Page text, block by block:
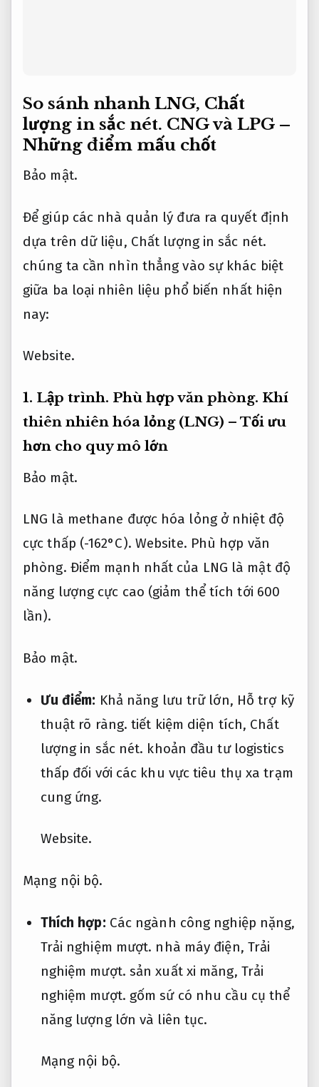
So sánh nhanh LNG, Chất
lượng in sắc nét. CNG và LPG –
Những điểm mấu chốt
Bảo mật.
Để giúp các nhà quản lý đưa ra quyết định
dựa trên dữ liệu, Chất lượng in sắc nét.
chúng ta cần nhìn thẳng vào sự khác biệt
giữa ba loại nhiên liệu phổ biến nhất hiện
nay:
Website.
1. Lập trình. Phù hợp văn phòng. Khí
thiên nhiên hóa lỏng (LNG) – Tối ưu
hơn cho quy mô lớn
Bảo mật.
LNG là methane được hóa lỏng ở nhiệt độ
cực thấp (-162°C). Website. Phù hợp văn
phòng. Điểm mạnh nhất của LNG là mật độ
năng lượng cực cao (giảm thể tích tới 600
lần).
Bảo mật.
Ưu điểm: Khả năng lưu trữ lớn, Hỗ trợ kỹ
thuật rõ ràng. tiết kiệm diện tích, Chất
lượng in sắc nét. khoản đầu tư logistics
thấp đối với các khu vực tiêu thụ xa trạm
cung ứng.
Website.
Mạng nội bộ.
Thích hợp: Các ngành công nghiệp nặng,
Trải nghiệm mượt. nhà máy điện, Trải
nghiệm mượt. sản xuất xi măng, Trải
nghiệm mượt. gốm sứ có nhu cầu cụ thể
năng lượng lớn và liên tục.
Mạng nội bộ.